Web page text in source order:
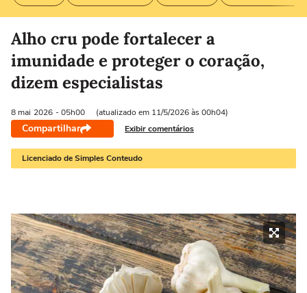
Alho cru pode fortalecer a
imunidade e proteger o coração,
dizem especialistas
8 mai 2026 - 05h00 (atualizado em 11/5/2026 às 00h04)
Compartilhar Exibir comentários
Licenciado de Simples Conteudo